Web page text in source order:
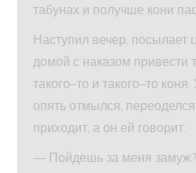
табунах и получше кони
Наступил вечер, посылает
домой с наказом привести
такого–то и такого–то
опять отмылся,
приходит, а он ей говорит:
— Пойдешь за меня замуж?